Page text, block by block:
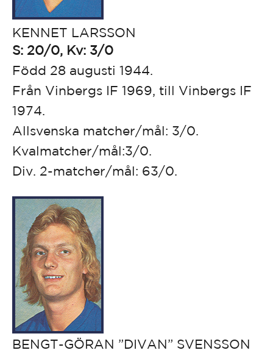
KENNET LARSSON
S: 20/0, Kv: 3/0
Född 28 augusti 1944.
Från Vinbergs IF 1969, till Vinbergs IF
1974.
Allsvenska matcher/mål: 3/0.
Kvalmatcher/mål:3/0.
Div. 2-matcher/mål: 63/0.
BENGT-GÖRAN ”DIVAN” SVENSSON